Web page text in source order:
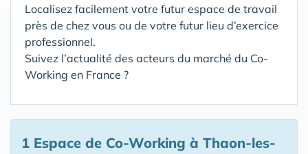
Localisez facilement votre futur espace de travail
près de chez vous ou de votre futur lieu d’exercice
professionnel.
Suivez l’actualité des acteurs du marché du Co-
Working en France ?
1 Espace de Co-Working à Thaon-les-